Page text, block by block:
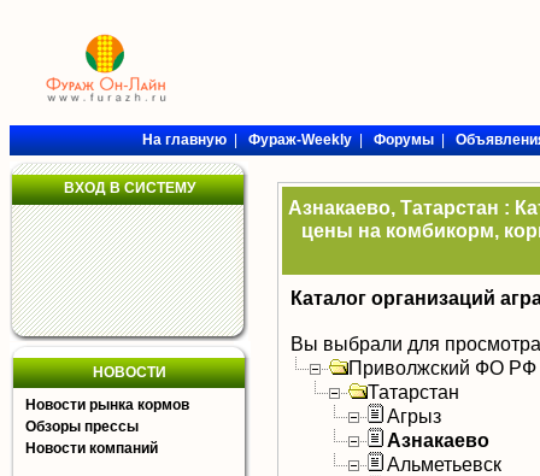
На главную|Фураж-Weekly|Форумы|
ВХОД В СИСТЕМУ
НОВОСТИ
Новости рынка кормов
Обзоры прессы
Новости компаний
Азнакаево, Татарстан :
цены на комбикорм,
Каталог организаций
Вы выбрали для
Приволжский ФО РФ
Татарстан
Агрыз
Азнакаево
Альметьевск